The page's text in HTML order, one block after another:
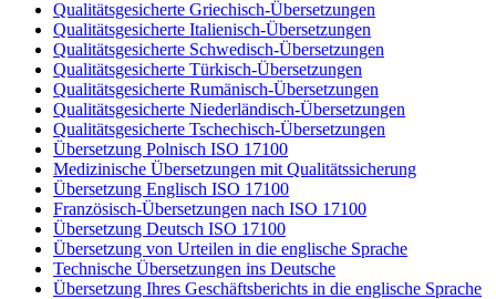
Qualitätsgesicherte Griechisch-Übersetzungen
Qualitätsgesicherte Italienisch-Übersetzungen
Qualitätsgesicherte Schwedisch-Übersetzungen
Qualitätsgesicherte Türkisch-Übersetzungen
Qualitätsgesicherte Rumänisch-Übersetzungen
Qualitätsgesicherte Niederländisch-Übersetzungen
Qualitätsgesicherte Tschechisch-Übersetzungen
Übersetzung Polnisch ISO 17100
Medizinische Übersetzungen mit Qualitätssicherung
Übersetzung Englisch ISO 17100
Französisch-Übersetzungen nach ISO 17100
Übersetzung Deutsch ISO 17100
Übersetzung von Urteilen in die englische Sprache
Technische Übersetzungen ins Deutsche
Übersetzung Ihres Geschäftsberichts in die englische Sprache